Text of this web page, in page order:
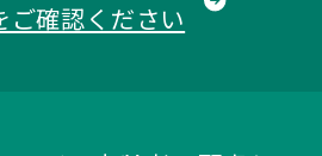
ご確認ください